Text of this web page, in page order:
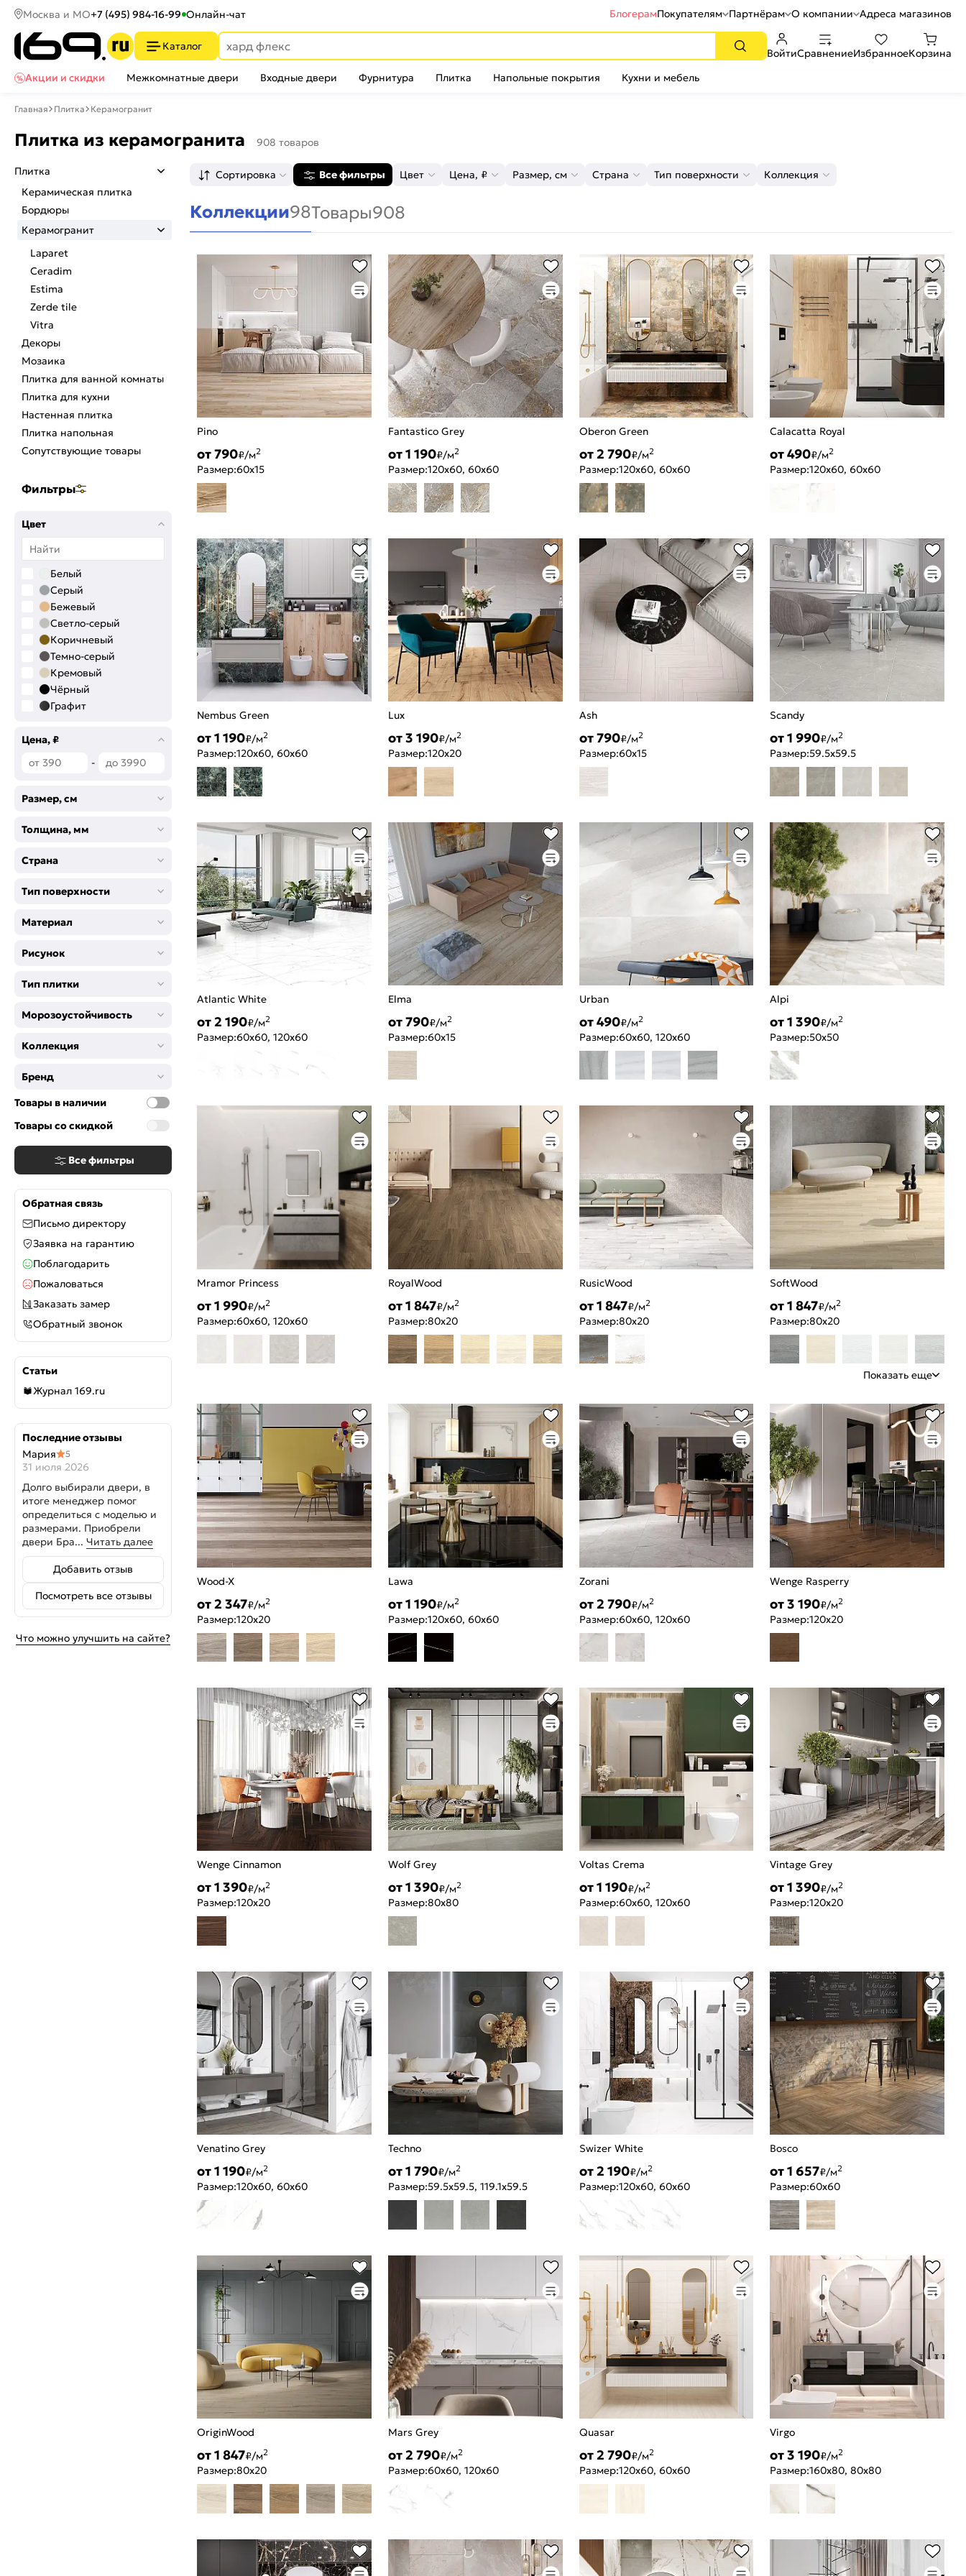
Москва и МО+7 (495) 984-16-99 Онлайн-чат БлогерамПокупателям Партнёрам О компании Адреса магазинов
Каталог
ВойтиСравнениеИзбранноеКорзина
Акции и скидки
Межкомнатные двери Входные двери Фурнитура Плитка Напольные покрытия Кухни и мебель
Главная Плитка Керамогранит
Плитка из керамогранита 908 товаров
Плитка
Керамическая плитка
Бордюры
Керамогранит
Laparet
Ceradim
Estima
Zerde tile
Vitra
Декоры
Мозаика
Плитка для ванной комнаты
Плитка для кухни
Настенная плитка
Плитка напольная
Сопутствующие товары
Фильтры
Цвет
Белый
Серый
Бежевый
Светло-серый
Коричневый
Темно-серый
Кремовый
Чёрный
Графит
Голубой
Темно-коричневый
Серо-бежевый
Серо-коричневый
Песочный
Золотой дуб
Орех
Капучино
Пепельный
Мокко
Кофейный
Шоколад
Темно-синий
Тёмно-серый
Цена, ₽
-
Размер, см
Толщина, мм
Страна
Тип поверхности
Материал
Рисунок
Тип плитки
Морозоустойчивость
Коллекция
Бренд
Товары в наличии
Товары со скидкой
Все фильтры
Обратная связь
Письмо директору
Заявка на гарантию
Поблагодарить
Пожаловаться
Заказать замер
Обратный звонок
Статьи
Журнал 169.ru
Последние отзывы
Мария
5
31 июля 2026
Долго выбирали двери, в
итоге менеджер помог
определиться с моделью и
размерами. Приобрели
двери Бра... Читать далее
Добавить отзыв
Посмотреть все отзывы
Что можно улучшить на сайте?
Сортировка Все фильтры Цвет Цена, ₽ Размер, см Страна Тип поверхности Коллекция
Коллекции98Товары908
Pino
от 790₽/м2
Размер:60x15
Fantastico Grey
от 1 190₽/м2
Размер:120x60, 60x60
Oberon Green
от 2 790₽/м2
Размер:120x60, 60x60
Calacatta Royal
от 490₽/м2
Размер:120x60, 60x60
Nembus Green
от 1 190₽/м2
Размер:120x60, 60x60
Lux
от 3 190₽/м2
Размер:120x20
Ash
от 790₽/м2
Размер:60x15
Scandy
от 1 990₽/м2
Размер:59.5x59.5
Atlantic White
от 2 190₽/м2
Размер:60x60, 120x60
Elma
от 790₽/м2
Размер:60x15
Urban
от 490₽/м2
Размер:60x60, 120x60
Alpi
от 1 390₽/м2
Размер:50x50
Mramor Princess
от 1 990₽/м2
Размер:60x60, 120x60
RoyalWood
от 1 847₽/м2
Размер:80x20
RusicWood
от 1 847₽/м2
Размер:80x20
SoftWood
от 1 847₽/м2
Размер:80x20
Показать еще
Wood-X
от 2 347₽/м2
Размер:120x20
Lawa
от 1 190₽/м2
Размер:120x60, 60x60
Zorani
от 2 790₽/м2
Размер:60x60, 120x60
Wenge Rasperry
от 3 190₽/м2
Размер:120x20
Wenge Cinnamon
от 1 390₽/м2
Размер:120x20
Wolf Grey
от 1 390₽/м2
Размер:80x80
Voltas Crema
от 1 190₽/м2
Размер:60x60, 120x60
Vintage Grey
от 1 390₽/м2
Размер:120x20
Venatino Grey
от 1 190₽/м2
Размер:120x60, 60x60
Techno
от 1 790₽/м2
Размер:59.5x59.5, 119.1x59.5
Swizer White
от 2 190₽/м2
Размер:120x60, 60x60
Bosco
от 1 657₽/м2
Размер:60x60
OriginWood
от 1 847₽/м2
Размер:80x20
Mars Grey
от 2 790₽/м2
Размер:60x60, 120x60
Quasar
от 2 790₽/м2
Размер:120x60, 60x60
Virgo
от 3 190₽/м2
Размер:160x80, 80x80